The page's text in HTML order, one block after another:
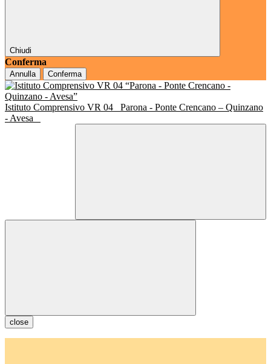
Chiudi
Conferma
Annulla Conferma
Istituto Comprensivo VR 04
Parona - Ponte Crencano – Quinzano
- Avesa
close